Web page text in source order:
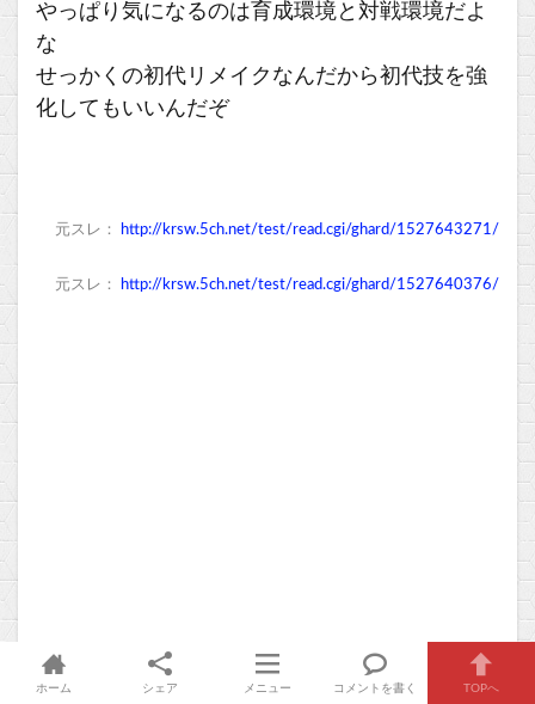
やっぱり気になるのは育成環境と対戦環境だよ
な
せっかくの初代リメイクなんだから初代技を強
化してもいいんだぞ
元スレ： http://krsw.5ch.net/test/read.cgi/ghard/1527643271/
元スレ： http://krsw.5ch.net/test/read.cgi/ghard/1527640376/
ホーム シェア メニュー コメントを書く TOPへ